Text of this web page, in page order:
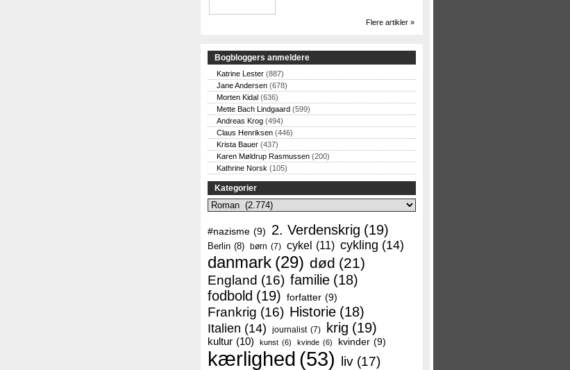
Flere artikler »
Bogbloggers anmeldere
Katrine Lester (887)
Jane Andersen (678)
Morten Kidal (636)
Mette Bach Lindgaard (599)
Andreas Krog (494)
Claus Henriksen (446)
Krista Bauer (437)
Karen Møldrup Rasmussen (200)
Kathrine Norsk (105)
Kategorier
Kategorier
#nazisme (9) 2. Verdenskrig (19)
Berlin (8) børn (7) cykel (11) cykling (14)
danmark (29) død (21)
England (16) familie (18)
fodbold (19) forfatter (9)
Frankrig (16) Historie (18)
Italien (14) journalist (7) krig (19)
kultur (10) kunst (6) kvinde (6) kvinder (9)
kærlighed (53) liv (17)